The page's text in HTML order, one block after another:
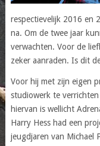
respectievelijk 2016 en
na. Om de twee jaar
verwachten. Voor de
zeker aanraden. Is dit
Voor hij met zijn eigen
studiowerk te
hiervan is wellicht
Harry Hess had een
jeugdjaren van Michael